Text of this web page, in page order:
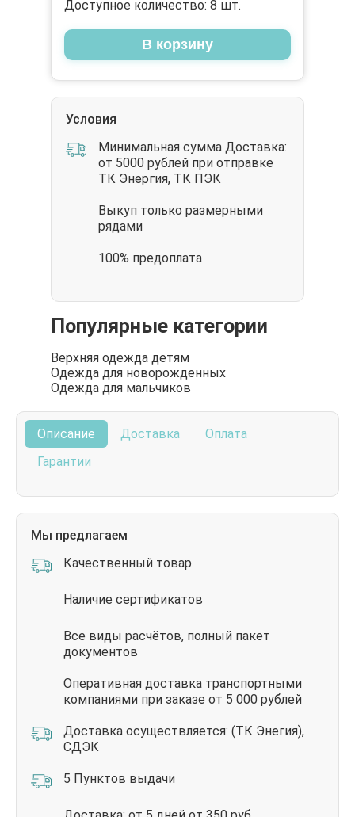
Доступное количество: 8 шт.
В корзину
Условия
Минимальная сумма Доставка:
от 5000 рублей при отправке
ТК Энергия, ТК ПЭК
Выкуп только размерными
рядами
100% предоплата
Популярные категории
Верхняя одежда детям
Одежда для новорожденных
Одежда для мальчиков
Описание Доставка
Оплата
Гарантии
Мы предлагаем
Качественный товар
Наличие сертификатов
Все виды расчётов, полный пакет
документов
Оперативная доставка транспортными
компаниями при заказе от 5 000 рублей
Доставка осуществляется: (ТК Энегия),
СДЭК
5 Пунктов выдачи